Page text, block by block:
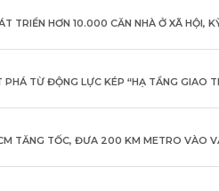
TRIỂN HƠN 10.000 CĂN NHÀ Ở XÃ HỘI,
PHÁ TỪ ĐỘNG LỰC KÉP “HẠ TẦNG GIAO
TĂNG TỐC, ĐƯA 200 KM METRO VÀO